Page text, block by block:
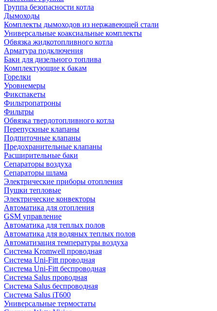
Группа безопасности котла
Дымоходы
Комплекты дымоходов из нержавеющей стали
Универсальные коаксиальные комплекты
Обвязка жидкотопливного котла
Арматура подключения
Баки для дизельного топлива
Комплектующие к бакам
Горелки
Уровнемеры
Фикспакеты
Фильтропатроны
Фильтры
Обвязка твердотопливного котла
Перепускные клапаны
Подпиточные клапаны
Предохранительные клапаны
Расширительные баки
Сепараторы воздуха
Сепараторы шлама
Электрические приборы отопления
Пушки тепловые
Электрические конвекторы
Автоматика для отопления
GSM управление
Автоматика для теплых полов
Автоматика для водяных теплых полов
Автоматизация температуры воздуха
Система Kromwell проводная
Система Uni-Fitt проводная
Система Uni-Fitt беспроводная
Система Salus проводная
Система Salus беспроводная
Система Salus iT600
Универсальные термостаты